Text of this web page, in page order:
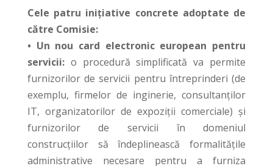
Cele patru inițiative concrete adoptate de
către Comisie:
• Un nou card electronic european pentru
servicii:o procedură simplificată va permite
furnizorilor de servicii pentru întreprinderi (de
exemplu, firmelor de inginerie, consultanților
IT, organizatorilor de expoziții comerciale) și
furnizorilor de servicii în domeniul
construcțiilor să îndeplinească formalitățile
administrative necesare pentru a furniza